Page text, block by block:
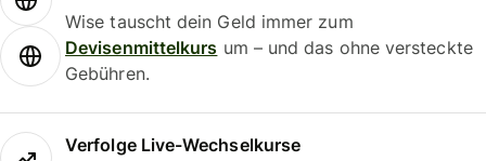
Wise tauscht dein Geld immer zum
Devisenmittelkurs um – und das ohne versteckte
Gebühren.
Verfolge Live-Wechselkurse